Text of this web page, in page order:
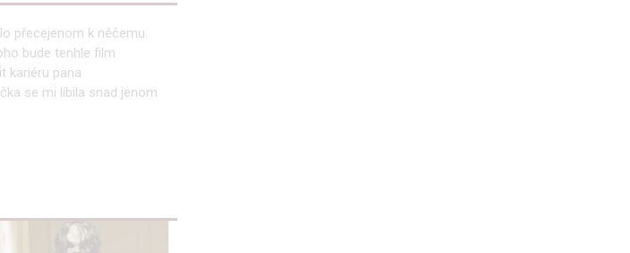
přecejenom k něčemu.
bude tenhle film
kariéru pana
se mi líbila snad jenom